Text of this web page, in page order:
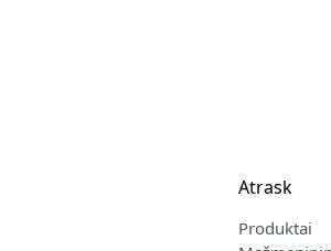
Atrask
Produktai